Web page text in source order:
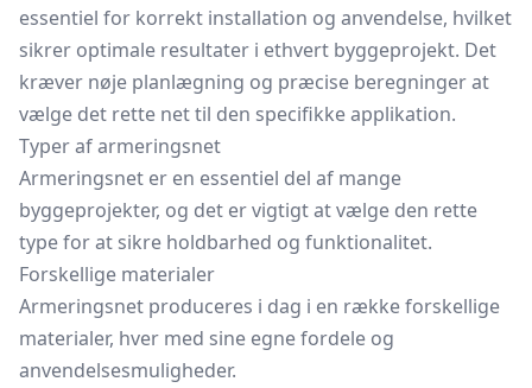
essentiel for korrekt installation og anvendelse, hvilket
sikrer optimale resultater i ethvert byggeprojekt. Det
kræver nøje planlægning og præcise beregninger at
vælge det rette net til den specifikke applikation.
Typer af armeringsnet
Armeringsnet er en essentiel del af mange
byggeprojekter, og det er vigtigt at vælge den rette
type for at sikre holdbarhed og funktionalitet.
Forskellige materialer
Armeringsnet produceres i dag i en række forskellige
materialer, hver med sine egne fordele og
anvendelsesmuligheder.